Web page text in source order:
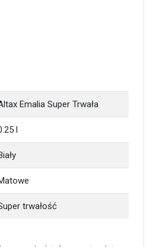
Emalia Super Trwała
l
trwałość